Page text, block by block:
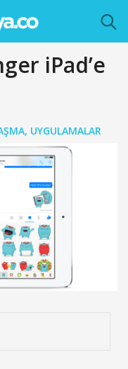
iPad’e
, UYGULAMALAR